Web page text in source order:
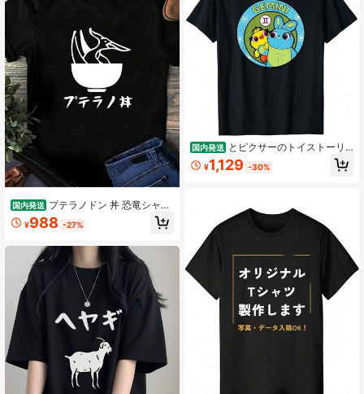
国内発送 プテラノドン 丼 恐竜シャツ
おもしろシャツ 面白いシャツ おもし
ろ メンズ 半袖 プレゼント パロディ
¥988 -27%
国内発送 とピクサーのトイストーリ
ー4 ダッキー&バニー ゾディアック
双子座 Tシャツ
¥1,129 -30%